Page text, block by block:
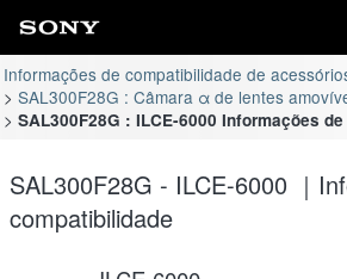
Informações de compatibilidade de
SAL300F28G : Câmara α de lentes
SAL300F28G : ILCE-6000 Informações
SAL300F28G - ILCE-6000 ｜
compatibilidade